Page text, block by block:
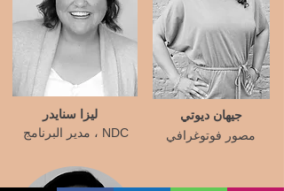
ليزا سنايدر
مدير البرنامج ، NDC
جيهان ديوتي
مصور فوتوغرافي